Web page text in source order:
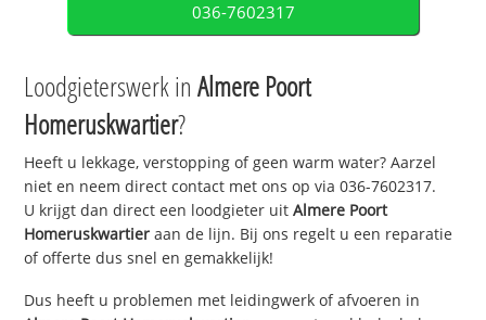
036-7602317
Loodgieterswerk inAlmere Poort
Homeruskwartier?
Heeft u lekkage, verstopping of geen warm water? Aarzel
niet en neem direct contact met ons op via 036-7602317.
U krijgt dan direct een loodgieter uitAlmere Poort
Homeruskwartier aan de lijn. Bij ons regelt u een reparatie
of offerte dus snel en gemakkelijk!
Dus heeft u problemen met leidingwerk of afvoeren in